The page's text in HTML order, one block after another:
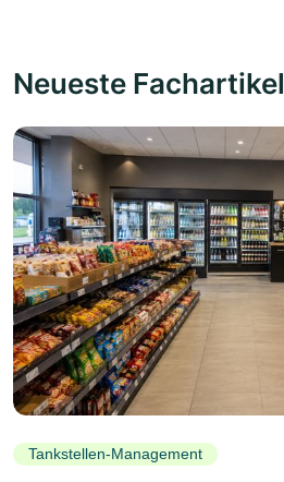
Neueste Fachartikel
Tankstellen-Management